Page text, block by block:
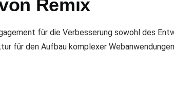
Remix
für die Verbesserung sowohl des
für den Aufbau komplexer